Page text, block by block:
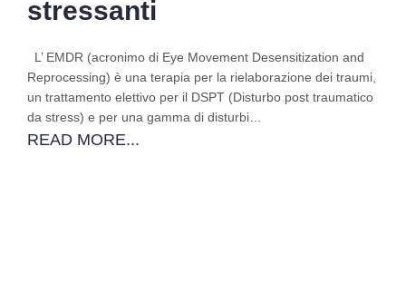
stressanti
L’ EMDR (acronimo di Eye Movement Desensitization and
Reprocessing) è una terapia per la rielaborazione dei traumi,
un trattamento elettivo per il DSPT (Disturbo post traumatico
da stress) e per una gamma di disturbi…
READ MORE...